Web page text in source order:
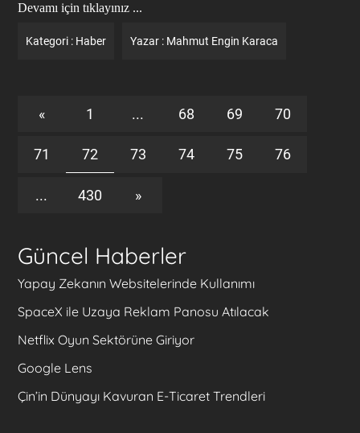
Devamı için tıklayınız ...
Kategori : Haber Yazar : Mahmut Engin Karaca
« 1 ... 68 69 70
71 72 73 74 75 76
... 430 »
Güncel Haberler
Yapay Zekanın Websitelerinde Kullanımı
SpaceX ile Uzaya Reklam Panosu Atılacak
Netflix Oyun Sektörüne Giriyor
Google Lens
Çin’in Dünyayı Kavuran E-Ticaret Trendleri